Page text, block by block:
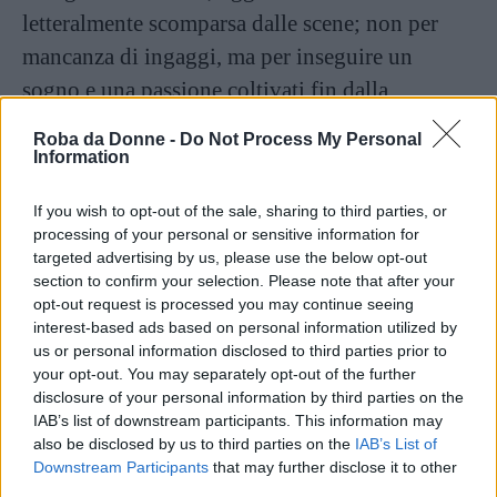
Roba da Donne - Do Not Process My Personal
Information
If you wish to opt-out of the sale, sharing to third parties, or
processing of your personal or sensitive information for
targeted advertising by us, please use the below opt-out
section to confirm your selection. Please note that after your
opt-out request is processed you may continue seeing
interest-based ads based on personal information utilized by
us or personal information disclosed to third parties prior to
your opt-out. You may separately opt-out of the further
disclosure of your personal information by third parties on the
IAB’s list of downstream participants. This information may
also be disclosed by us to third parties on the IAB’s List of
Downstream Participants that may further disclose it to other
letteralmente scomparsa dalle scene; non per
mancanza di ingaggi, ma per inseguire un
sogno e una passione coltivati fin dalla
gioventù, legati ai cavalli: dal 2004, infatti, la
ex conduttrice, ora di nuovo sposata con
matrimonio con Giorgio Mastrota,si dedica a
tempo pieno all’equitazione, e ha
fondato l’associazione sportiva Italian Western
Academyper la diffusione e la promozione
dell’equitazione americana, che presiede.
Dal giugno del 2018, poi, Natalia Estrada,
nonostante la giovane età,è anche nonna di
, il primogenito della figlia avuta da